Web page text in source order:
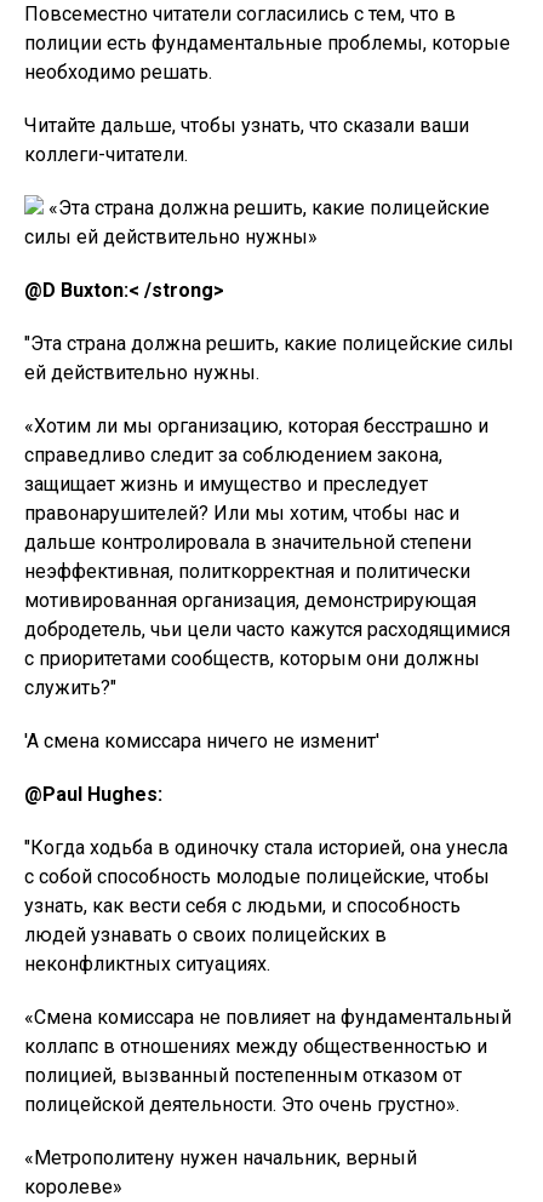
Повсеместно читатели согласились с тем, что в
полиции есть фундаментальные проблемы, которые
необходимо решать.
Читайте дальше, чтобы узнать, что сказали ваши
коллеги-читатели.
«Эта страна должна решить, какие полицейские
силы ей действительно нужны»
@D Buxton:< /strong>
"Эта страна должна решить, какие полицейские силы
ей действительно нужны.
«Хотим ли мы организацию, которая бесстрашно и
справедливо следит за соблюдением закона,
защищает жизнь и имущество и преследует
правонарушителей? Или мы хотим, чтобы нас и
дальше контролировала в значительной степени
неэффективная, политкорректная и политически
мотивированная организация, демонстрирующая
добродетель, чьи цели часто кажутся расходящимися
с приоритетами сообществ, которым они должны
служить?"
'A смена комиссара ничего не изменит'
@Paul Hughes:
"Когда ходьба в одиночку стала историей, она унесла
с собой способность молодые полицейские, чтобы
узнать, как вести себя с людьми, и способность
людей узнавать о своих полицейских в
неконфликтных ситуациях.
«Смена комиссара не повлияет на фундаментальный
коллапс в отношениях между общественностью и
полицией, вызванный постепенным отказом от
полицейской деятельности. Это очень грустно».
«Метрополитену нужен начальник, верный
королеве»